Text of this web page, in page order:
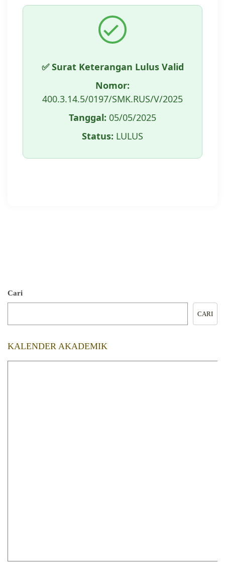
✅ Surat Keterangan Lulus Valid
Nomor:
400.3.14.5/0197/SMK.RUS/V/2025
Tanggal: 05/05/2025
Status: LULUS
Cari
CARI
KALENDER AKADEMIK